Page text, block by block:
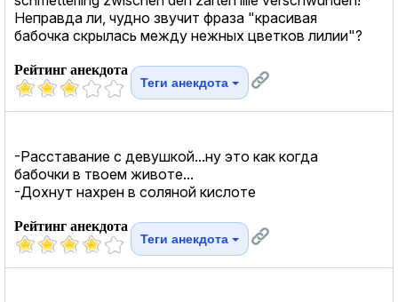
Неправда ли, чудно звучит фраза "красивая
бабочка скрылась между нежных цветков лилии"?
Рейтинг анекдота
Теги анекдота
-Расставание с девушкой...ну это как когда
бабочки в твоем животе...
-Дохнут нахрен в соляной кислоте
Рейтинг анекдота
Теги анекдота